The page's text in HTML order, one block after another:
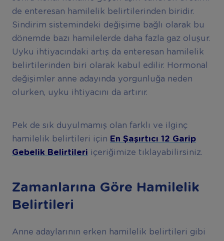
de enteresan hamilelik belirtilerinden biridir.
Sindirim sistemindeki değişime bağlı olarak bu
dönemde bazı hamilelerde daha fazla gaz oluşur.
Uyku ihtiyacındaki artış da enteresan hamilelik
belirtilerinden biri olarak kabul edilir. Hormonal
değişimler anne adayında yorgunluğa neden
olurken, uyku ihtiyacını da artırır.
Pek de sık duyulmamış olan farklı ve ilginç
hamilelik belirtileri için En Şaşırtıcı 12 Garip
Gebelik Belirtileri içeriğimize tıklayabilirsiniz.
Zamanlarına Göre Hamilelik
Belirtileri
Anne adaylarının erken hamilelik belirtileri gibi